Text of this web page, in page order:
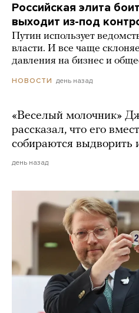
Российская элита
выходит из-под
Путин использует
власти. И все чаще
давления на бизнес и
НОВОСТИ день назад
«Веселый молочник»
рассказал, что его
собираются выдворить
день назад